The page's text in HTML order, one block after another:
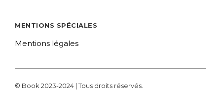
MENTIONS SPÉCIALES
Mentions légales
© Book 2023-2024 | Tous droits réservés.